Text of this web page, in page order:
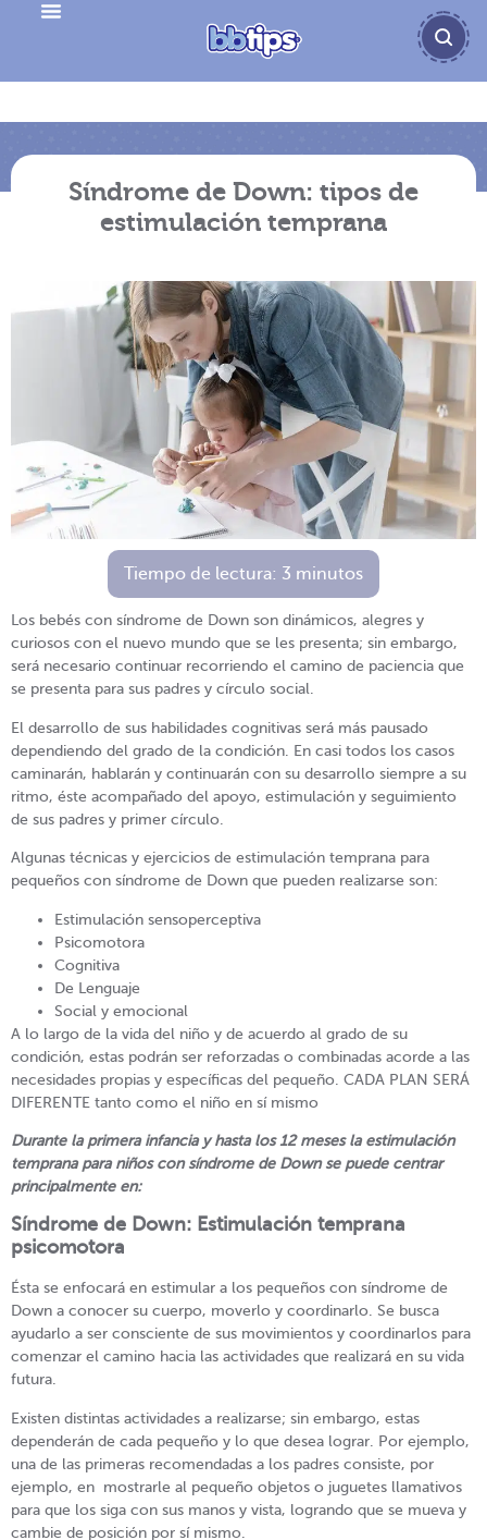
Síndrome de Down: tipos de
estimulación temprana
Tiempo de lectura: 3 minutos
Los bebés con síndrome de Down son dinámicos, alegres y
curiosos con el nuevo mundo que se les presenta; sin embargo,
será necesario continuar recorriendo el camino de paciencia que
se presenta para sus padres y círculo social.
El desarrollo de sus habilidades cognitivas será más pausado
dependiendo del grado de la condición. En casi todos los casos
caminarán, hablarán y continuarán con su desarrollo siempre a su
ritmo, éste acompañado del apoyo, estimulación y seguimiento
de sus padres y primer círculo.
Algunas técnicas y ejercicios de estimulación temprana para
pequeños con síndrome de Down que pueden realizarse son:
Estimulación sensoperceptiva
Psicomotora
Cognitiva
De Lenguaje
Social y emocional
A lo largo de la vida del niño y de acuerdo al grado de su
condición, estas podrán ser reforzadas o combinadas acorde a las
necesidades propias y específicas del pequeño. CADA PLAN SERÁ
DIFERENTE tanto como el niño en sí mismo
Durante la primera infancia y hasta los 12 meses la estimulación
temprana para niños con síndrome de Down se puede centrar
principalmente en:
Síndrome de Down: Estimulación temprana
psicomotora
Ésta se enfocará en estimular a los pequeños con síndrome de
Down a conocer su cuerpo, moverlo y coordinarlo. Se busca
ayudarlo a ser consciente de sus movimientos y coordinarlos para
comenzar el camino hacia las actividades que realizará en su vida
futura.
Existen distintas actividades a realizarse; sin embargo, estas
dependerán de cada pequeño y lo que desea lograr. Por ejemplo,
una de las primeras recomendadas a los padres consiste, por
ejemplo, en mostrarle al pequeño objetos o juguetes llamativos
para que los siga con sus manos y vista, logrando que se mueva y
cambie de posición por sí mismo.